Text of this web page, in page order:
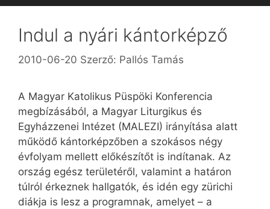
Indul a nyári kántorképző
2010-06-20 Szerző: Pallós Tamás
A Magyar Katolikus Püspöki Konferencia
megbízásából, a Magyar Liturgikus és
Egyházzenei Intézet (MALEZI) irányítása alatt
működő kántorképzőben a szokásos négy
évfolyam mellett előkészítőt is indítanak. Az
ország egész területéről, valamint a határon
túlról érkeznek hallgatók, és idén egy zürichi
diákja is lesz a programnak, amelyet – a